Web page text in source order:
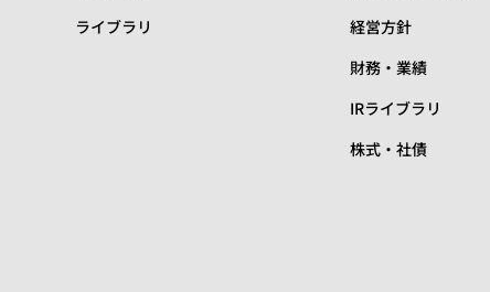
ライブラリ
経営方針
財務・業績
IRライブラリ
株式・社債